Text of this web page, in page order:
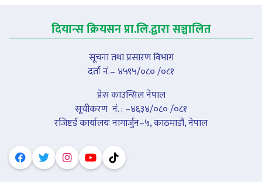
दियान्स क्रियसन प्रा.लि.द्वारा सञ्चालित
सूचना तथा प्रसारण विभाग
दर्ता नं.– ४५९५/०८० /०८१
प्रेस काउन्सिल नेपाल
सूचीकरण नंं. : –४६३४/०८० /०८१
रजिष्टर्ड कार्यालयः नागार्जुन–५, काठमाडौं, नेपाल